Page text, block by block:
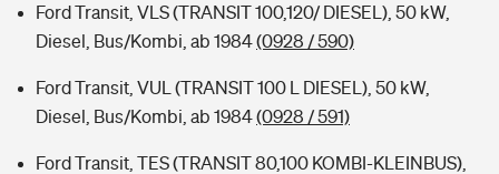
Ford Transit, VLS (TRANSIT 100,120/ DIESEL), 50 kW,
Diesel, Bus/Kombi, ab 1984(0928 / 590)
Ford Transit, VUL (TRANSIT 100 L DIESEL), 50 kW,
Diesel, Bus/Kombi, ab 1984(0928 / 591)
Ford Transit, TES (TRANSIT 80,100 KOMBI-KLEINBUS),